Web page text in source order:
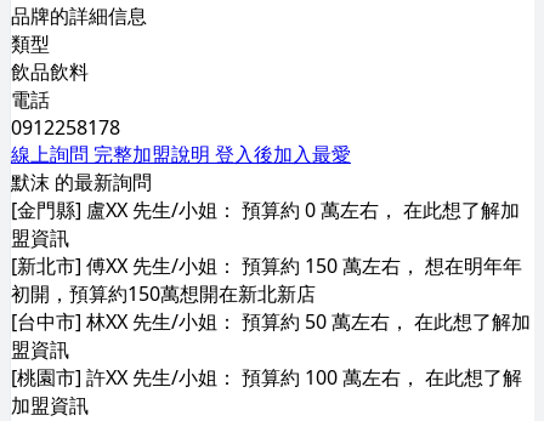
品牌的詳細信息
類型
飲品飲料
電話
0912258178
線上詢問 完整加盟說明 登入後加入最愛
默沫 的最新詢問
[金門縣] 盧XX 先生/小姐： 預算約 0 萬左右， 在此想了解加
盟資訊
[新北市] 傅XX 先生/小姐： 預算約 150 萬左右， 想在明年年
初開，預算約150萬想開在新北新店
[台中市] 林XX 先生/小姐： 預算約 50 萬左右， 在此想了解加
盟資訊
[桃園市] 許XX 先生/小姐： 預算約 100 萬左右， 在此想了解
加盟資訊